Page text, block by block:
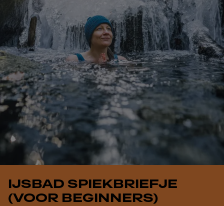
IJSBAD SPIEKBRIEFJE
(VOOR BEGINNERS)